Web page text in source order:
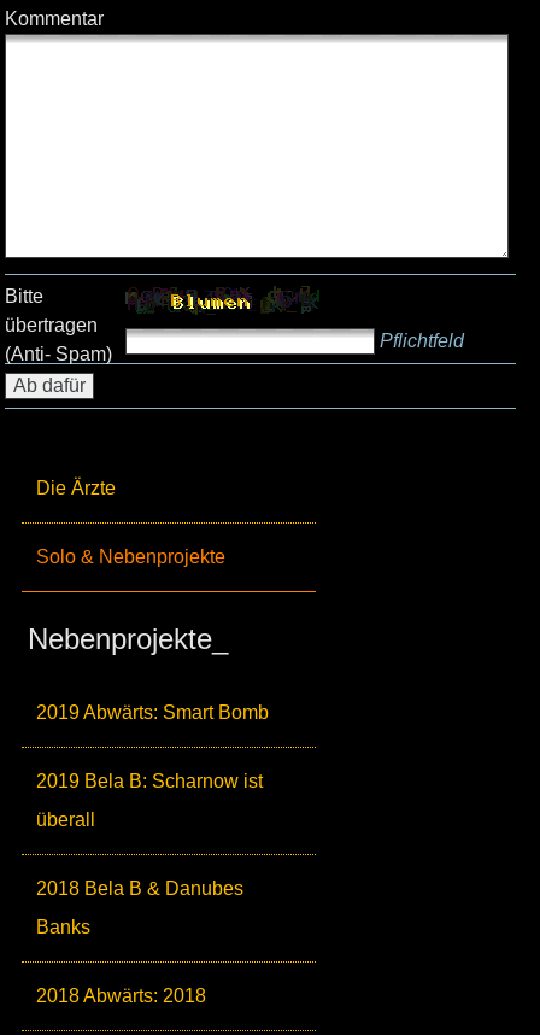
Die Ärzte
Solo & Nebenprojekte
Nebenprojekte_
2019 Abwärts: Smart Bomb
2019 Bela B: Scharnow ist
überall
2018 Bela B & Danubes
Banks
2018 Abwärts: 2018
Kommentar
Bitte
übertragen
(Anti- Spam)
Pflichtfeld